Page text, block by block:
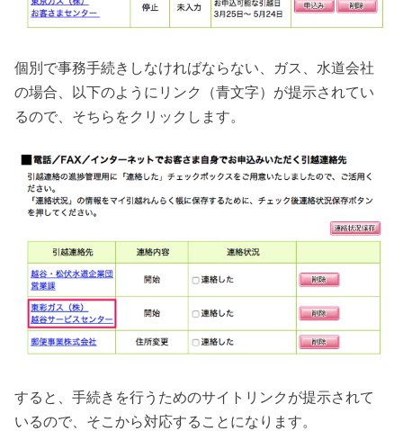
個別で事務手続きしなければならない、ガス、水道会社
の場合、以下のようにリンク（青文字）が提示されてい
るので、そちらをクリックします。
すると、手続きを行うためのサイトリンクが提示されて
いるので、そこから対応することになります。